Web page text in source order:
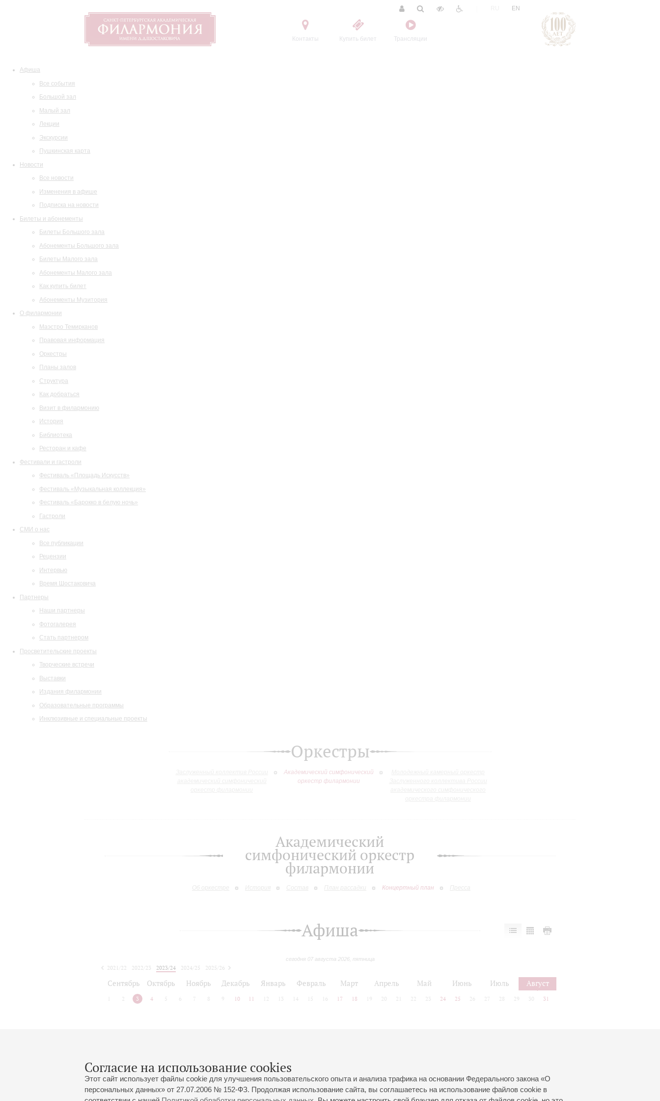
Контакты Купить билет Трансляции
EN
Афиша
Все события
Большой зал
Малый зал
Лекции
Экскурсии
Пушкинская карта
Новости
Все новости
Изменения в афише
Подписка на новости
Билеты и абонементы
Билеты Большого зала
Абонементы Большого зала
Билеты Малого зала
Абонементы Малого зала
Как купить билет
Абонементы Музитория
О филармонии
Маэстро Темирканов
Правовая информация
Оркестры
Планы залов
Структура
Как добраться
Визит в филармонию
История
Библиотека
Ресторан и кафе
Фестивали и гастроли
Фестиваль «Площадь Искусств»
Фестиваль «Музыкальная коллекция»
Фестиваль «Барокко в белую ночь»
Гастроли
СМИ о нас
Все публикации
Рецензии
Интервью
Время Шостаковича
Партнеры
Наши партнеры
Фотогалерея
Стать партнером
Просветительские проекты
Творческие встречи
Выставки
Издания филармонии
Образовательные программы
Инклюзивные и специальные проекты
Согласие на использование cookies
Этот сайт использует файлы cookie для улучшения пользовательского опыта и анализа трафика на основании Федерального закона «О
персональных данных» от 27.07.2006 № 152-ФЗ. Продолжая использование сайта, вы соглашаетесь на использование файлов cookie в
Оркестры
Академический симфонический
оркестр филармонии
Академический
симфонический оркестр
филармонии
Об оркестре История Состав План рассадки Концертный план Пресса
Афиша
сегодня 07 августа 2026, пятница
2021/22 2022/23 2023/24 2024/25
2025/26
Сентябрь Октябрь Ноябрь Декабрь Январь Февраль Март Апрель Май Июнь Июль Август
2 3 4 5 6 7 8 9 10 11 12 13 14 15 16 17 18 19 20 21 22 23 24 25 26 27 28 29 30 31